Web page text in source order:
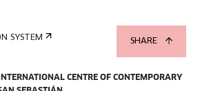
SHARE
INTERNATIONAL CENTRE OF CONTEMPORARY
SYSTEM